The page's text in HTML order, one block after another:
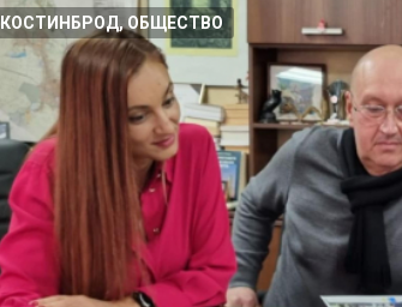
КОСТИНБРОД, ОБЩЕСТВО